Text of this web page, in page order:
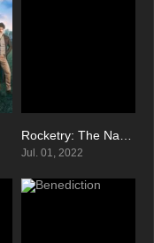
8.8
Rocketry: The Nambi Effect
Jul. 01, 2022